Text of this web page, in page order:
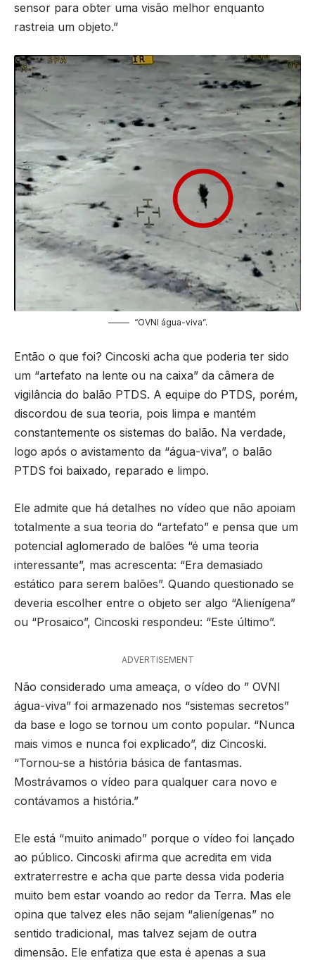
sensor para obter uma visão melhor enquanto
rastreia um objeto.”
“OVNI água-viva”.
Então o que foi? Cincoski acha que poderia ter sido
um “artefato na lente ou na caixa” da câmera de
vigilância do balão PTDS. A equipe do PTDS, porém,
discordou de sua teoria, pois limpa e mantém
constantemente os sistemas do balão. Na verdade,
logo após o avistamento da “água-viva”, o balão
PTDS foi baixado, reparado e limpo.
Ele admite que há detalhes no vídeo que não apoiam
totalmente a sua teoria do “artefato” e pensa que um
potencial aglomerado de balões “é uma teoria
interessante”, mas acrescenta: “Era demasiado
estático para serem balões”. Quando questionado se
deveria escolher entre o objeto ser algo “Alienígena”
ou “Prosaico”, Cincoski respondeu: “Este último”.
ADVERTISEMENT
Não considerado uma ameaça, o vídeo do ” OVNI
água-viva” foi armazenado nos “sistemas secretos”
da base e logo se tornou um conto popular. “Nunca
mais vimos e nunca foi explicado”, diz Cincoski.
“Tornou-se a história básica de fantasmas.
Mostrávamos o vídeo para qualquer cara novo e
contávamos a história.”
Ele está “muito animado” porque o vídeo foi lançado
ao público. Cincoski afirma que acredita em vida
extraterrestre e acha que parte dessa vida poderia
muito bem estar voando ao redor da Terra. Mas ele
opina que talvez eles não sejam “alienígenas” no
sentido tradicional, mas talvez sejam de outra
dimensão. Ele enfatiza que esta é apenas a sua